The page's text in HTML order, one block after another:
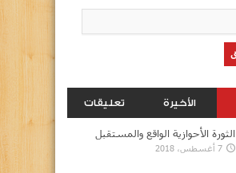
الأخيرة تعليقات
الثورة الأحوازية الواقع والمستقبل
7 أغسطس، 2018